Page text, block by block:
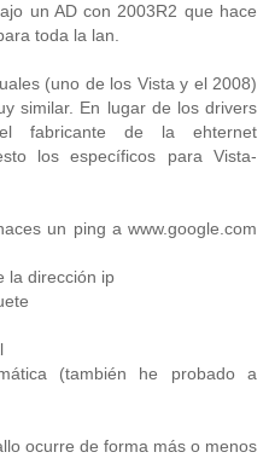
un AD con 2003R2 que hace
toda la lan.
(uno de los Vista y el 2008)
similar. En lugar de los drivers
fabricante de la ehternet
los específicos para Vista-
un ping a www.google.com
la dirección ip
(también he probado a
ocurre de forma más o menos